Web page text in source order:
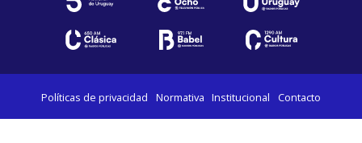
Políticas de privacidad Normativa Institucional Contacto